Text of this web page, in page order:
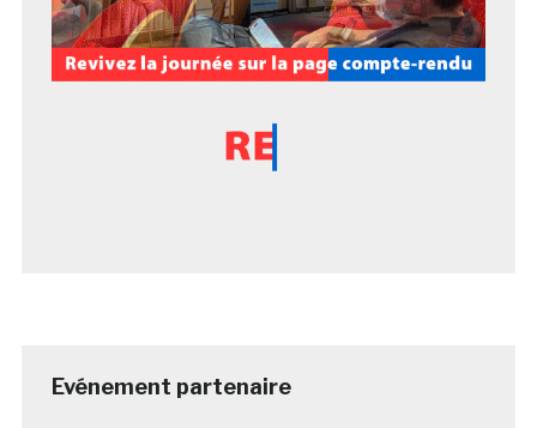
Evénement partenaire